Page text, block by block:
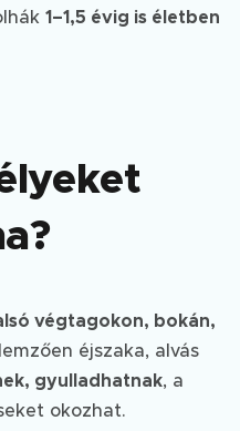
1–1,5 évig is életben
végtagokon, bokán,
éjszaka, alvás
gyulladhatnak, a
okozhat.